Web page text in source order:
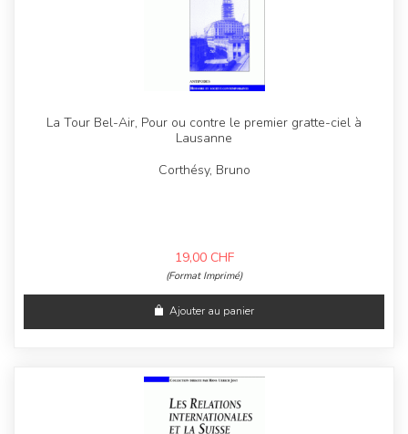
La Tour Bel-Air, Pour ou contre le premier gratte-ciel à
Lausanne
Corthésy, Bruno
19,00 CHF
(Format Imprimé)
Ajouter au panier